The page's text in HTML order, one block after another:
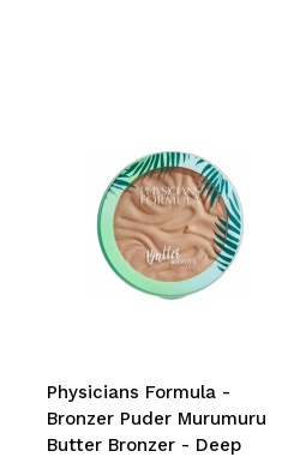
Physicians Formula -
Bronzer Puder Murumuru
Butter Bronzer - Deep